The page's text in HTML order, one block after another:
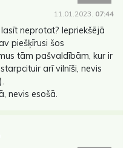
11.01.2023. 07:44
lasīt neprotat? Iepriekšējā
piešķīrusi šos
tām pašvaldībām, kur ir
arī vilnīši, nevis
nevis esošā.